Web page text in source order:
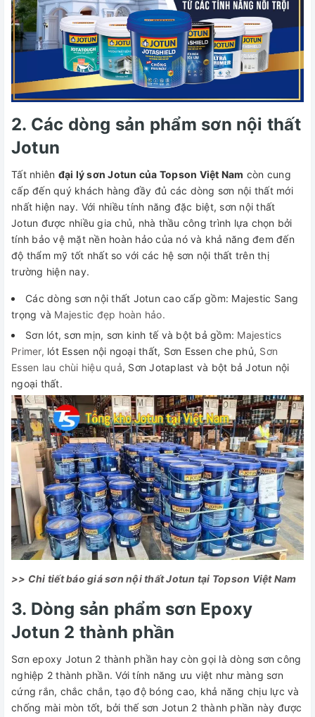
2. Các dòng sản phẩm sơn nội thất
Jotun
Tất nhiên đại lý sơn Jotun của Topson Việt Nam còn cung
cấp đến quý khách hàng đầy đủ các dòng sơn nội thất mới
nhất hiện nay. Với nhiều tính năng đặc biệt, sơn nội thất
Jotun được nhiều gia chủ, nhà thầu công trình lựa chọn bởi
tính bảo vệ mặt nền hoàn hảo của nó và khả năng đem đến
độ thẩm mỹ tốt nhất so với các hệ sơn nội thất trên thị
trường hiện nay.
Các dòng sơn nội thất Jotun cao cấp gồm: Majestic Sang
trọng và Majestic đẹp hoàn hảo.
Sơn lót, sơn mịn, sơn kinh tế và bột bả gồm: Majestics
Primer, lót Essen nội ngoại thất, Sơn Essen che phủ, Sơn
Essen lau chùi hiệu quả, Sơn Jotaplast và bột bả Jotun nội
ngoại thất.
>> Chi tiết báo giá sơn nội thất Jotun tại Topson Việt Nam
3. Dòng sản phẩm sơn Epoxy
Jotun 2 thành phần
Sơn epoxy Jotun 2 thành phần hay còn gọi là dòng sơn công
nghiệp 2 thành phần. Với tính năng ưu việt như màng sơn
cứng rắn, chắc chắn, tạo độ bóng cao, khả năng chịu lực và
chống mài mòn tốt, bởi thế sơn Jotun 2 thành phần này được